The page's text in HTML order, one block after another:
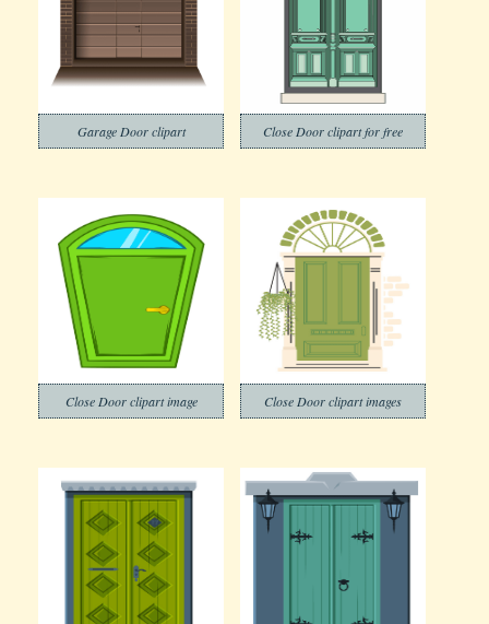
Garage Door clipart Close Door clipart for free
Close Door clipart image Close Door clipart images